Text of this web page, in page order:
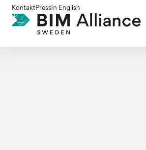
innehållet
Kontakt Press In English